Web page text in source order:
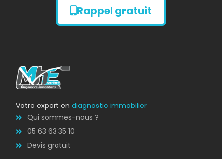
Diagnostic
AMIANTE
Rappel gratuit
Votre expert endiagnostic immobilier
Qui sommes-nous ?
05 63 63 35 10
Devis gratuit